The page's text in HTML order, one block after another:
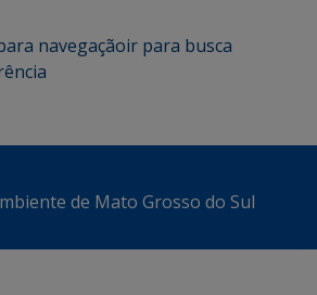
navegaçãoir para busca
de Mato Grosso do Sul